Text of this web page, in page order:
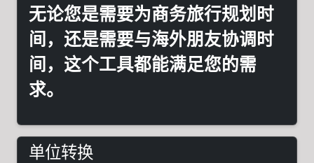
无论您是需要为商务旅行规划时
间，还是需要与海外朋友协调时
间，这个工具都能满足您的需
求。
单位转换